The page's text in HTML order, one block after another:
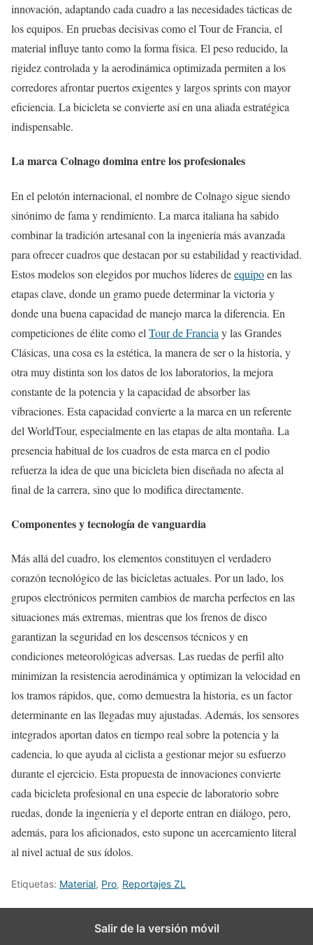
innovación, adaptando cada cuadro a las necesidades tácticas de
los equipos. En pruebas decisivas como el Tour de Francia, el
material influye tanto como la forma física. El peso reducido, la
rigidez controlada y la aerodinámica optimizada permiten a los
corredores afrontar puertos exigentes y largos sprints con mayor
eficiencia. La bicicleta se convierte así en una aliada estratégica
indispensable.
La marca Colnago domina entre los profesionales
En el pelotón internacional, el nombre de Colnago sigue siendo
sinónimo de fama y rendimiento. La marca italiana ha sabido
combinar la tradición artesanal con la ingeniería más avanzada
para ofrecer cuadros que destacan por su estabilidad y reactividad.
Estos modelos son elegidos por muchos líderes deequipoen las
etapas clave, donde un gramo puede determinar la victoria y
donde una buena capacidad de manejo marca la diferencia. En
competiciones de élite como el Tour de Francia y las Grandes
Clásicas, una cosa es la estética, la manera de ser o la historia, y
otra muy distinta son los datos de los laboratorios, la mejora
constante de la potencia y la capacidad de absorber las
vibraciones. Esta capacidad convierte a la marca en un referente
del WorldTour, especialmente en las etapas de alta montaña. La
presencia habitual de los cuadros de esta marca en el podio
refuerza la idea de que una bicicleta bien diseñada no afecta al
final de la carrera, sino que lo modifica directamente.
Componentes y tecnología de vanguardia
Más allá del cuadro, los elementos constituyen el verdadero
corazón tecnológico de las bicicletas actuales. Por un lado, los
grupos electrónicos permiten cambios de marcha perfectos en las
situaciones más extremas, mientras que los frenos de disco
garantizan la seguridad en los descensos técnicos y en
condiciones meteorológicas adversas. Las ruedas de perfil alto
minimizan la resistencia aerodinámica y optimizan la velocidad en
los tramos rápidos, que, como demuestra la historia, es un factor
determinante en las llegadas muy ajustadas. Además, los sensores
integrados aportan datos en tiempo real sobre la potencia y la
cadencia, lo que ayuda al ciclista a gestionar mejor su esfuerzo
durante el ejercicio. Esta propuesta de innovaciones convierte
cada bicicleta profesional en una especie de laboratorio sobre
ruedas, donde la ingeniería y el deporte entran en diálogo, pero,
además, para los aficionados, esto supone un acercamiento literal
al nivel actual de sus ídolos.
Etiquetas: Material, Pro, Reportajes ZL
Salir de la versión móvil